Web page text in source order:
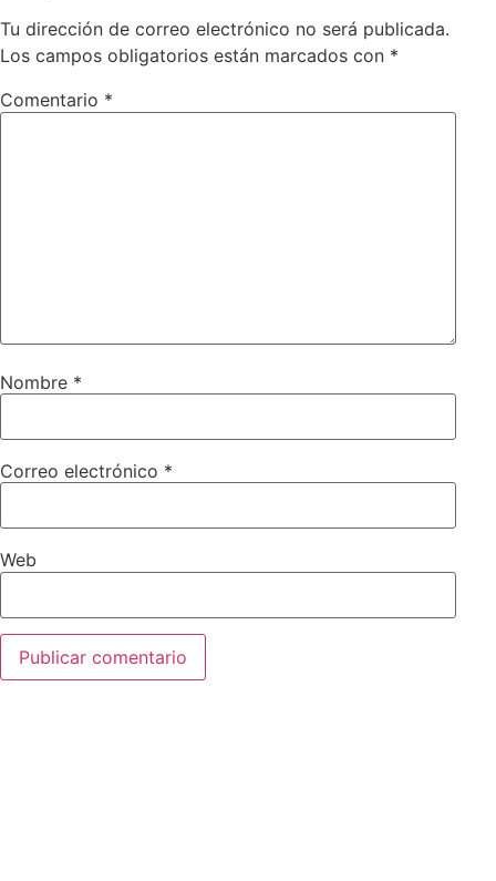
Tu dirección de correo electrónico no será publicada.
Los campos obligatorios están marcados con *
Comentario *
Nombre *
Correo electrónico *
Web